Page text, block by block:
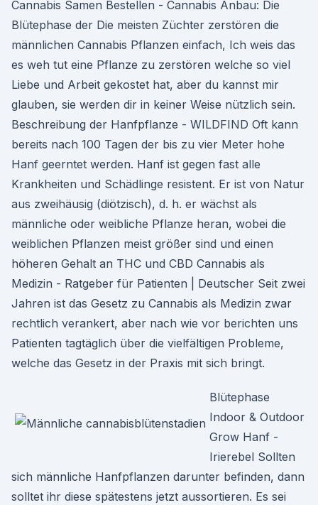
Cannabis Samen Bestellen - Cannabis Anbau: Die
Blütephase der Die meisten Züchter zerstören die
männlichen Cannabis Pflanzen einfach, Ich weis das
es weh tut eine Pflanze zu zerstören welche so viel
Liebe und Arbeit gekostet hat, aber du kannst mir
glauben, sie werden dir in keiner Weise nützlich sein.
Beschreibung der Hanfpflanze - WILDFIND Oft kann
bereits nach 100 Tagen der bis zu vier Meter hohe
Hanf geerntet werden. Hanf ist gegen fast alle
Krankheiten und Schädlinge resistent. Er ist von Natur
aus zweihäusig (diötzisch), d. h. er wächst als
männliche oder weibliche Pflanze heran, wobei die
weiblichen Pflanzen meist größer sind und einen
höheren Gehalt an THC und CBD Cannabis als
Medizin - Ratgeber für Patienten | Deutscher Seit zwei
Jahren ist das Gesetz zu Cannabis als Medizin zwar
rechtlich verankert, aber nach wie vor berichten uns
Patienten tagtäglich über die vielfältigen Probleme,
welche das Gesetz in der Praxis mit sich bringt.
Blütephase
Indoor & Outdoor
Grow Hanf -
Irierebel Sollten
sich männliche Hanfpflanzen darunter befinden, dann
solltet ihr diese spätestens jetzt aussortieren. Es sei